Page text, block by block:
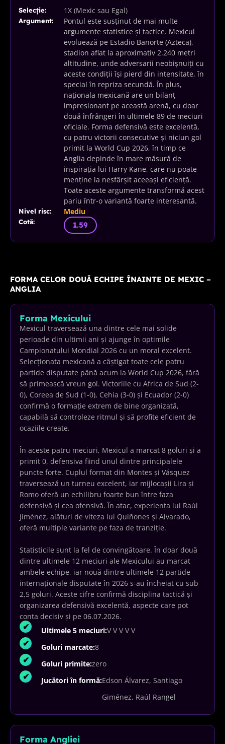
Selecție: 1X (Mexic sau Egal)
Argument:
Pontul este susținut de mai multe
argumente statistice și tactice. Mexicul
evoluează pe Estadio Banorte (Azteca),
stadion aflat la aproximativ 2.240 metri
altitudine, unde adversarii neobișnuiți cu
aceste condiții își pierd din intensitate, în
special în repriza secundă. În plus,
naționala mexicană are un bilanț
impresionant pe această arenă, cu doar
două înfrângeri în ultimele 89 de meciuri
oficiale. Forma defensivă este excelentă,
cu patru victorii consecutive și niciun gol
primit la World Cup 2026, în timp ce
Anglia depinde în mare măsură de
inspirația lui Harry Kane, care nu poate
menține la nesfârșit aceeași eficiență.
Toate aceste argumente transformă acest
pariu într-o variantă foarte interesantă.
Nivel risc: Mediu
Cotă: 1.59
FORMA CELOR DOUĂ ECHIPE ÎNAINTE DE MEXIC –
ANGLIA
Forma Mexicului
Mexicul traversează una dintre cele mai solide
perioade din ultimii ani și ajunge în optimile
Campionatului Mondial 2026 cu un moral excelent.
Selecționata mexicană a câștigat toate cele patru
partide disputate până acum la World Cup 2026, fără
să primească vreun gol. Victoriile cu Africa de Sud (2-
0), Coreea de Sud (1-0), Cehia (3-0) și Ecuador (2-0)
confirmă o formație extrem de bine organizată,
capabilă să controleze ritmul și să profite eficient de
ocaziile create.
În aceste patru meciuri, Mexicul a marcat 8 goluri și a
primit 0, defensiva fiind unul dintre principalele
puncte forte. Cuplul format din Montes și Vásquez
traversează un turneu excelent, iar mijlocașii Lira și
Romo oferă un echilibru foarte bun între faza
defensivă și cea ofensivă. În atac, experiența lui Raúl
Jiménez, alături de viteza lui Quiñones și Alvarado,
oferă multiple variante pe faza de tranziție.
Statisticile sunt la fel de convingătoare. În doar două
dintre ultimele 12 meciuri ale Mexicului au marcat
ambele echipe, iar nouă dintre ultimele 12 partide
internaționale disputate în 2026 s-au încheiat cu sub
2,5 goluri. Aceste cifre confirmă disciplina tactică și
organizarea defensivă excelentă, aspecte care pot
conta decisiv și pe 06.07.2026.
Ultimele 5 meciuri:V V V V V
Goluri marcate:8
Goluri primite:zero
Jucători în formă:Edson Álvarez, Santiago
Giménez, Raúl Rangel
Forma Angliei